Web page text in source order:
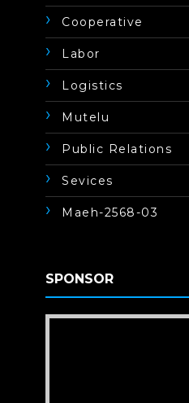
Cooperative
Labor
Logistics
Mutelu
Public Relations
Sevices
Maeh-2568-03
SPONSOR